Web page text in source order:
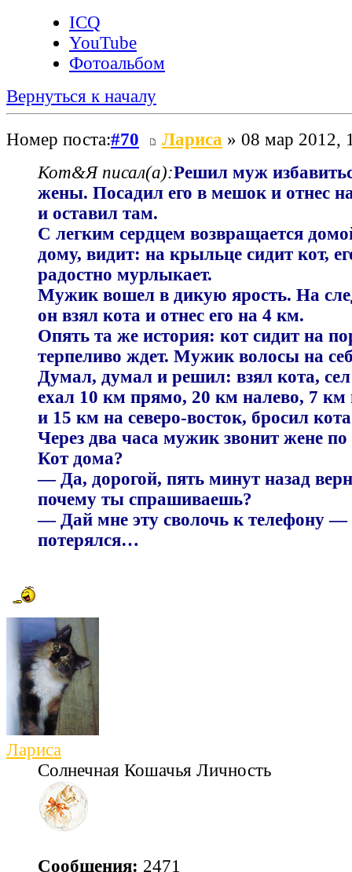
ICQ
YouTube
Фотоальбом
Вернуться к началу
Номер поста:#70 Лариса » 08 мар 2012,
Кот&Я писал(а):Решил муж
жены. Посадил его в мешок и отнес
и оставил там.
С легким сердцем возвращается
дому, видит: на крыльце сидит кот,
радостно мурлыкает.
Мужик вошел в дикую ярость. На
он взял кота и отнес его на 4 км.
Опять та же история: кот сидит на
терпеливо ждет. Мужик волосы на
Думал, думал и решил: взял кота,
ехал 10 км прямо, 20 км налево, 7 км
и 15 км на северо-восток, бросил
Через два часа мужик звонит жене
Кот дома?
— Да, дорогой, пять минут назад
почему ты спрашиваешь?
— Дай мне эту сволочь к телефону —
потерялся…
Лариса
Солнечная Кошачья Личность
Сообщения: 2471